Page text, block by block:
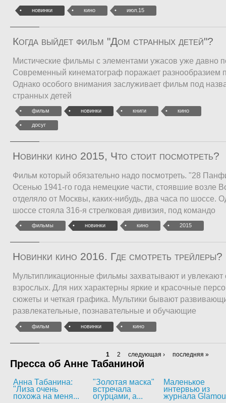
новинки кино июл.15
Когда выйдет фильм "Дом странных детей"?
Мистические фильмы с элементами ужасов уже давно
Современный кинематограф поражает разнообразием
Однако особого внимания заслуживает фильм под
странных детей
фильм новинки книги кино
досуг
Новинки кино 2015, Что стоит посмотреть?
Фильм который обязательно надо посмотреть. "28
Осенью 1941-го года немецкие части, стоявшие возле
отделяло от Москвы, каких-нибудь, два часа по шоссе.
шоссе стояла 316-я стрелковая дивизия, под командо
фильмы новинки кино 2015
Новинки кино 2016. Где смотреть трейлеры?
Мультипликационные фильмы захватывают и увлекают
взрослых. Для них характерны яркие и красочные
сюжеты и четкая графика. Мультики бывают
развлекательные, познавательные и обучающие
фильм новинки кино
1 2 следующая › последняя »
Пресса об Анне Табаниной
Анна Табанина:
"Лиза очень
похожа на меня...
"Золотая маска"
встречала
огурцами, а...
Маленькое
интервью из
журнала